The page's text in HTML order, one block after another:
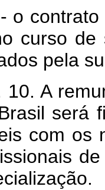
o
curso de
pela
será
com os